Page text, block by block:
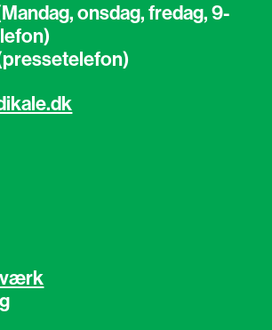
onsdag, fredag, 9-